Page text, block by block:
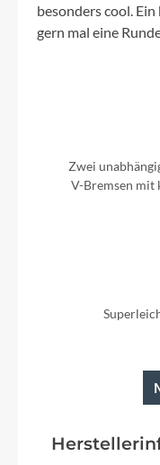
besonders cool.
gern mal eine
Zwei
V-Bremsen mit
Tiefer